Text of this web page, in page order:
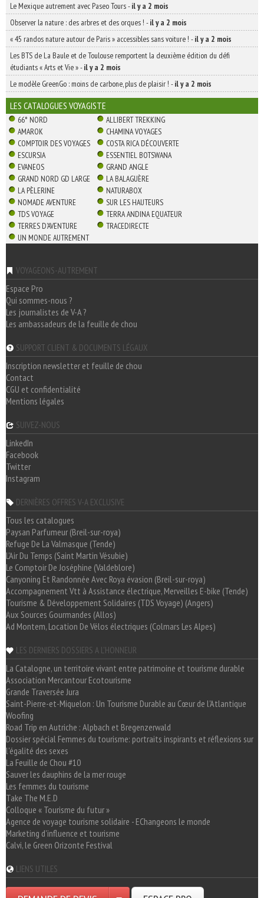
Le Mexique autrement avec Paseo Tours-il y a 2 mois
Observer la nature : des arbres et des orques ! -il y a 2 mois
« 45 randos nature autour de Paris » accessibles sans voiture ! -il y a 2 mois
Les BTS de La Baule et de Toulouse remportent la deuxième édition du défi
étudiants « Arts et Vie »-il y a 2 mois
Le modèle GreenGo : moins de carbone, plus de plaisir ! -il y a 2 mois
LES CATALOGUES VOYAGISTE
66° NORD
ALLIBERT TREKKING
AMAROK
CHAMINA VOYAGES
COMPTOIR DES VOYAGES
COSTA RICA DÉCOUVERTE
ESCURSIA
ESSENTIEL BOTSWANA
EVANEOS
GRAND ANGLE
GRAND NORD GD LARGE
LA BALAGUÈRE
LA PÈLERINE
NATURABOX
NOMADE AVENTURE
SUR LES HAUTEURS
TDS VOYAGE
TERRA ANDINA EQUATEUR
TERRES D'AVENTURE
TRACEDIRECTE
UN MONDE AUTREMENT
VOYAGEONS-AUTREMENT
Espace Pro
Qui sommes-nous ?
Les journalistes de V-A ?
Les ambassadeurs de la feuille de chou
SUPPORT CLIENT & DOCUMENTS LÉGAUX
Inscription newsletter et feuille de chou
Contact
CGU et confidentialité
Mentions légales
SUIVEZ-NOUS
LinkedIn
Facebook
Twitter
Instagram
DERNIÈRES OFFRES V-A EXCLUSIVE
Tous les catalogues
Paysan Parfumeur (Breil-sur-roya)
Refuge De La Valmasque (Tende)
L'Air Du Temps (Saint Martin Vésubie)
Le Comptoir De Joséphine (Valdeblore)
Canyoning Et Randonnée Avec Roya évasion (Breil-sur-roya)
Accompagnement Vtt à Assistance électrique, Merveilles E-bike (Tende)
Tourisme & Développement Solidaires (TDS Voyage) (Angers)
Aux Sources Gourmandes (Allos)
Ad Montem, Location De Vélos électriques (Colmars Les Alpes)
LES DERNIERS DOSSIERS A L'HONNEUR
La Catalogne, un territoire vivant entre patrimoine et tourisme durable
Association Mercantour Ecotourisme
Grande Traversée Jura
Saint-Pierre-et-Miquelon : Un Tourisme Durable au Cœur de l'Atlantique
Woofing
Road Trip en Autriche : Alpbach et Bregenzerwald
Dossier spécial Femmes du tourisme: portraits inspirants et réflexions sur
l'égalité des sexes
La Feuille de Chou #10
Sauver les dauphins de la mer rouge
Les femmes du tourisme
Take The M.E.D
Colloque « Tourisme du futur »
Agence de voyage tourisme solidaire - EChangeons le monde
Marketing d'influence et tourisme
Calvi, le Green Orizonte Festival
LIENS UTILES